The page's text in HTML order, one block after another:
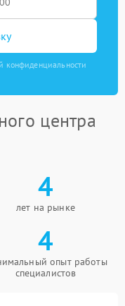
конфиденциальности
центра
4
лет на рынке
4
опыт работы
специалистов